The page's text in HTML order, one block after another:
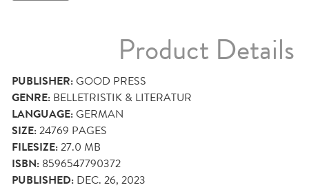
Product Details
PUBLISHER:GOOD PRESS
GENRE: BELLETRISTIK & LITERATUR
LANGUAGE:GERMAN
SIZE:24769 PAGES
FILESIZE:27.0 MB
ISBN: 8596547790372
PUBLISHED: DEC. 26, 2023